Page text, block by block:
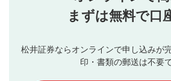
投稿するボタン
星で評価をすると投稿できます。（
動画の評価
当社は、利用者同士、もしくは利用
ブルによって生じた損害に対して一
評価およびコメントは当社にて審査
ます。掲載されるまでに日数がかか
まずは無料で口
松井証券ならオンラインで申し込みが
印・書類の郵送は不要で